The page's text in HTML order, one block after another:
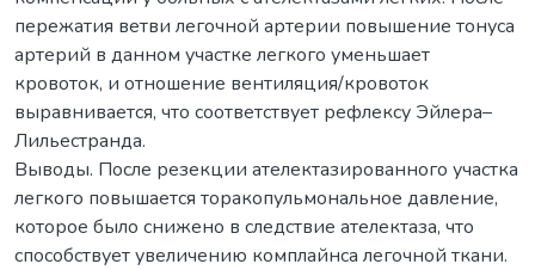
пережатия ветви легочной артерии повышение тонуса
артерий в данном участке легкого уменьшает
кровоток, и отношение вентиляция/кровоток
выравнивается, что соответствует рефлексу Эйлера–
Лильестранда.
Выводы. После резекции ателектазированного участка
легкого повышается торакопульмональное давление,
которое было снижено в следствие ателектаза, что
способствует увеличению комплайнса легочной ткани.